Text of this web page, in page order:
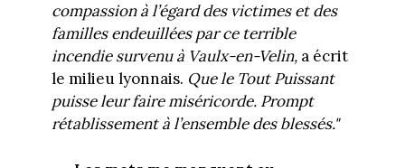
compassion à l’égard des victimes et des
familles endeuillées par ce terrible
incendie survenu à Vaulx-en-Velin,a écrit
le milieu lyonnais. Que le Tout Puissant
puisse leur faire miséricorde. Prompt
rétablissement à l’ensemble des blessés."